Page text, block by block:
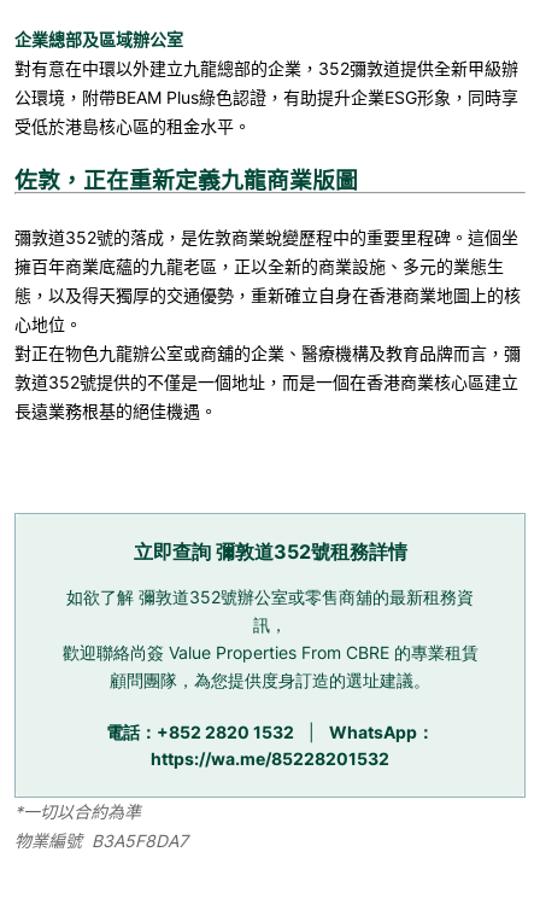
企業總部及區域辦公室
對有意在中環以外建立九龍總部的企業， 352彌敦道提供全新甲級辦
公環境，附帶BEAM Plus綠色認證，有助提升企業ESG形象，同時享
受低於港島核心區的租金水平。
佐敦，正在重新定義九龍商業版圖
彌敦道352號的落成，是佐敦商業蛻變歷程中的重要里程碑。這個坐
擁百年商業底蘊的九龍老區，正以全新的商業設施、多元的業態生
態，以及得天獨厚的交通優勢，重新確立自身在香港商業地圖上的核
心地位。
對正在物色九龍辦公室或商舖的企業、醫療機構及教育品牌而言，彌
敦道352號提供的不僅是一個地址，而是一個在香港商業核心區建立
長遠業務根基的絕佳機遇。
立即查詢 彌敦道352號租務詳情
如欲了解 彌敦道352號辦公室或零售商舖的最新租務資
訊，
歡迎聯絡尚簽 Value Properties From CBRE 的專業租賃
顧問團隊，為您提供度身訂造的選址建議。
電話：+852 2820 1532
WhatsApp：
https://wa.me/85228201532
*一切以合約為準
物業編號 B3A5F8DA7